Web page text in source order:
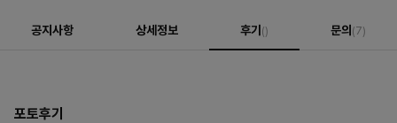
공지사항 상세정보 후기() 문의(7)
포토후기